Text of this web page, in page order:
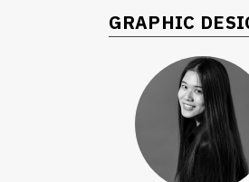
GRAPHIC